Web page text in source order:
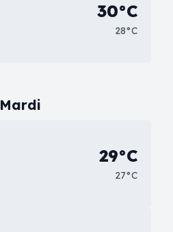
30°C
28°C
Mardi
29°C
27°C